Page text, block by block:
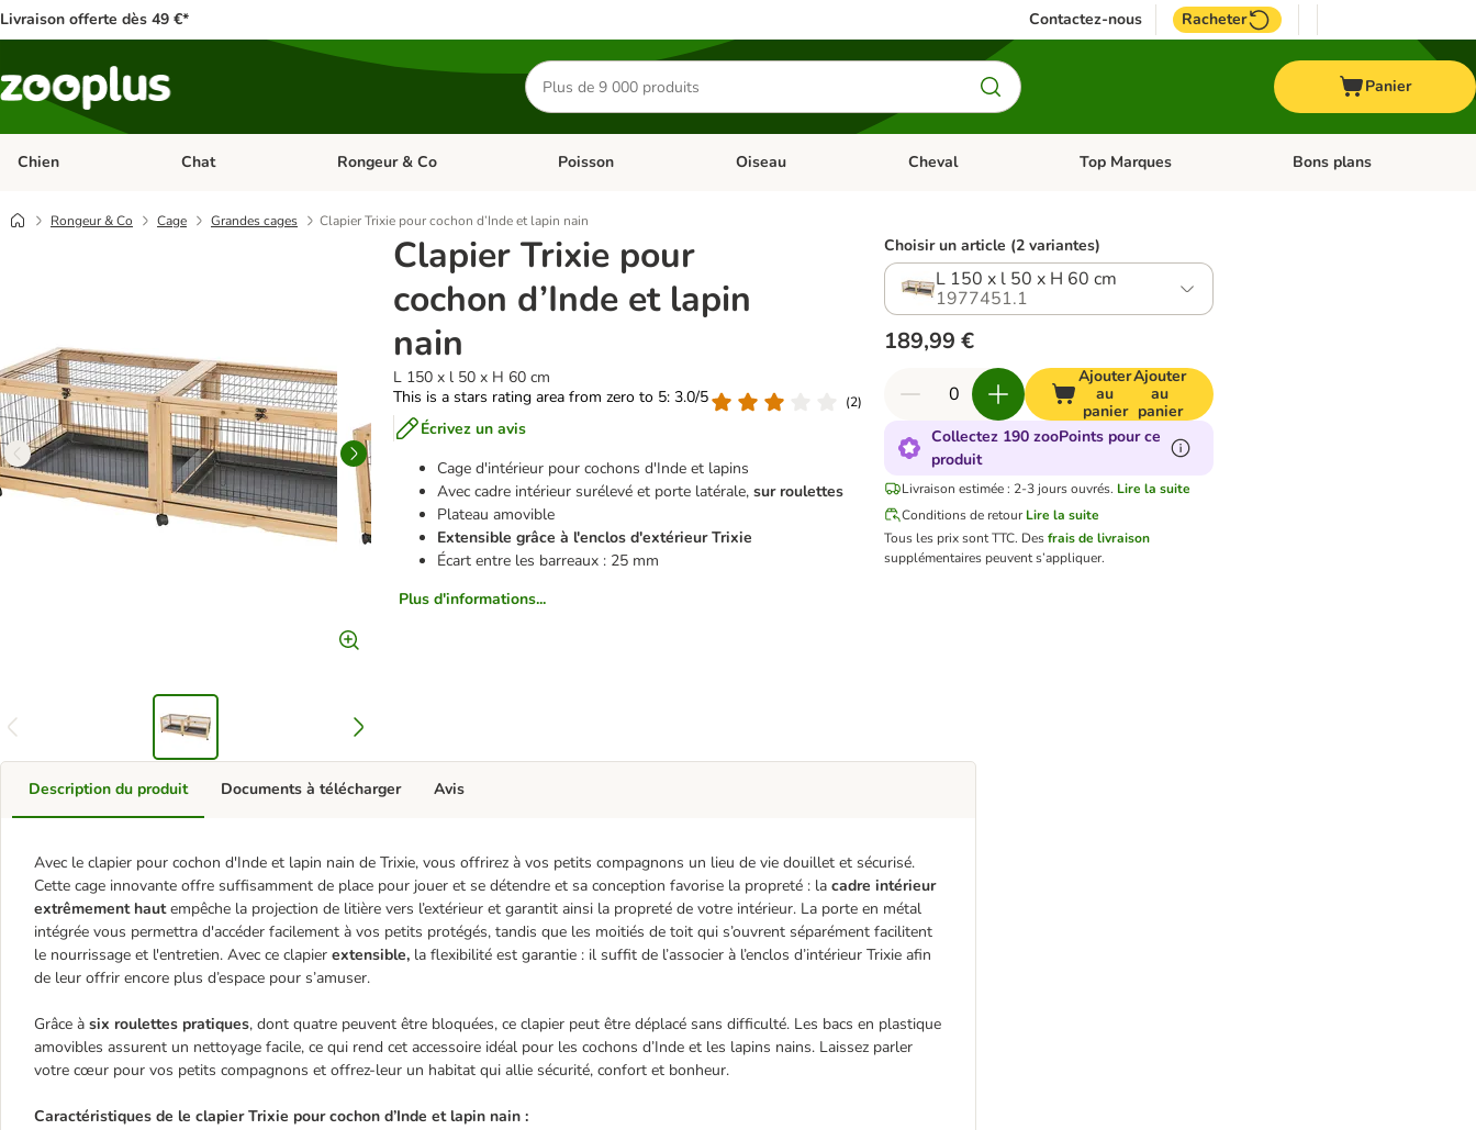
Livraison offerte dès 49 €* Contactez-nous Racheter
Rechercher
des
produits
Panier
Chien Dérouler les catégories: Chien
Chat Dérouler les catégories: Chat
Rongeur & Co Dérouler les catégories: Rongeur & Co
Poisson Dérouler les catégories: Poisson
Oiseau Dérouler les catégories: Oiseau
Cheval Dérouler les catégories: Cheval
Top Marques Dérouler les catégories: Top
Bons plans
Rongeur & Co Cage Grandes cages Clapier Trixie pour cochon d’Inde et lapin nain
Clapier Trixie pour
cochon d’Inde et lapin
nain
L 150 x l 50 x H 60 cm
This is a stars rating area from zero to 5: 3.0/5
(2)
Écrivez un avis
Cage d'intérieur pour cochons d'Inde et lapins
Avec cadre intérieur surélevé et porte latérale,sur roulettes
Plateau amovible
Extensible grâce à l'enclos d'extérieur Trixie
Écart entre les barreaux : 25 mm
Plus d'informations...
Choisir un article (2 variantes)
L 150 x l 50 x H 60 cm
1977451.1
189,99 €
Ajouter
au
panier
Ajouter
au
panier
Collectez 190 zooPoints pour ce
produit
Livraison estimée : 2-3 jours ouvrés. Lire la suite
Conditions de retour Lire la suite
Tous les prix sont TTC. Desfrais de livraison
supplémentaires peuvent s’appliquer.
Description du produit
Avec le clapier pour cochon d'Inde et lapin nain de Trixie, vous offrirez à vos petits compagnons un lieu de vie douillet et sécurisé.
Cette cage innovante offre suffisamment de place pour jouer et se détendre et sa conception favorise la propreté : la cadre intérieur
extrêmement hautempêche la projection de litière vers l’extérieur et garantit ainsi la propreté de votre intérieur. La porte en métal
intégrée vous permettra d'accéder facilement à vos petits protégés, tandis que les moitiés de toit qui s’ouvrent séparément facilitent
le nourrissage et l'entretien. Avec ce clapier extensible, la flexibilité est garantie : il suffit de l’associer à l’enclos d’intérieur Trixie afin
de leur offrir encore plus d’espace pour s’amuser.
Grâce à six roulettes pratiques, dont quatre peuvent être bloquées, ce clapier peut être déplacé sans difficulté. Les bacs en plastique
amovibles assurent un nettoyage facile, ce qui rend cet accessoire idéal pour les cochons d’Inde et les lapins nains. Laissez parler
votre cœur pour vos petits compagnons et offrez-leur un habitat qui allie sécurité, confort et bonheur.
Caractéristiques de le clapier Trixie pour cochon d’Inde et lapin nain :
Documents à télécharger Avis